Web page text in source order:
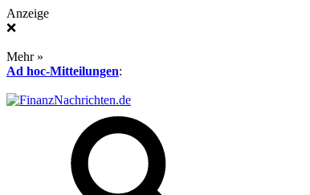
Anzeige
❌
Mehr »
Ad hoc-Mitteilungen: